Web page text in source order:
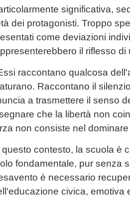
significativa,
dei protagonisti. Troppo
come deviazioni
il riflesso
raccontano qualcosa
Raccontano il
a trasmettere il senso
che la libertà non
non consiste nel
questo contesto, la scuola è
fondamentale, pur senza
è necessario
civica, emotiva